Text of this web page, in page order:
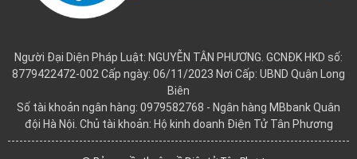
Người Đại Diện Pháp Luật: NGUYỄN TÂN PHƯƠNG. GCNĐK HKD số:
8779422472-002 Cấp ngày: 06/11/2023 Nơi Cấp: UBND Quận Long
Biên
Số tài khoản ngân hàng: 0979582768 - Ngân hàng MBbank Quân
đội Hà Nội. Chủ tài khoản: Hộ kinh doanh Điện Tử Tân Phương